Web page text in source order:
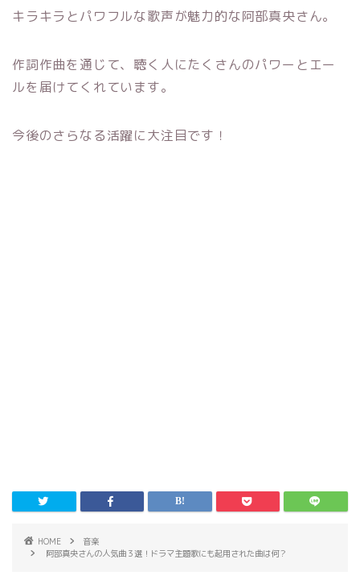
キラキラとパワフルな歌声が魅力的な阿部真央さん。
作詞作曲を通じて、聴く人にたくさんのパワーとエー
ルを届けてくれています。
今後のさらなる活躍に大注目です！
HOME
音楽
阿部真央さんの人気曲３選！ドラマ主題歌にも起用された曲は何？